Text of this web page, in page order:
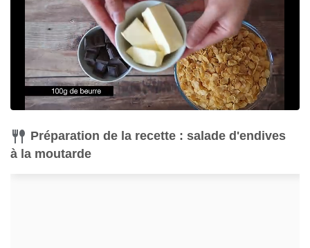
Préparation de la recette : salade d'endives
à la moutarde